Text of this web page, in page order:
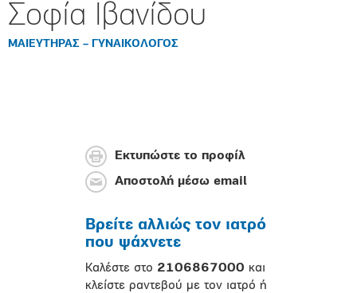
Σοφία Ιβανίδου
ΜΑΙΕΥΤΗΡΑΣ – ΓΥΝΑΙΚΟΛΟΓΟΣ
Εκτυπώστε το προφίλ
Αποστολή μέσω email
Βρείτε αλλιώς τον ιατρό
που ψάχνετε
Καλέστε στο 2106867000 και
κλείστε ραντεβού με τον ιατρό ή